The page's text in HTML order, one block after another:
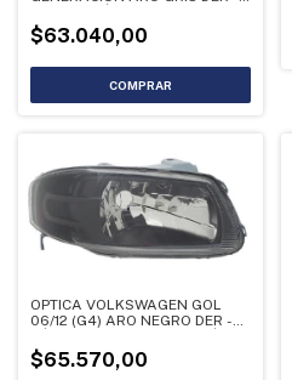
$63.040,00
OPTICA VOLKSWAGEN GOL
06/12 (G4) ARO NEGRO DER -
$65.570,00